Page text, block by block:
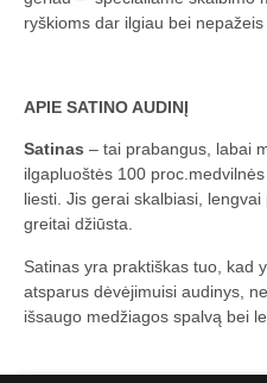
ryškioms dar ilgiau bei
APIE SATINO AUDINĮ
Satinas – tai prabangus, labai
ilgapluoštės 100
liesti. Jis gerai skalbiasi,
greitai džiūsta.
Satinas yra praktiškas tuo, kad
atsparus dėvėjimuisi audinys,
išsaugo medžiagos spalvą bei